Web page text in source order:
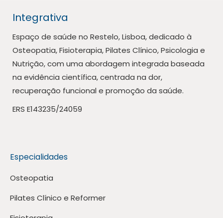
Integrativa
Espaço de saúde no Restelo, Lisboa, dedicado à
Osteopatia, Fisioterapia, Pilates Clínico, Psicologia e
Nutrição, com uma abordagem integrada baseada
na evidência científica, centrada na dor,
recuperação funcional e promoção da saúde.
ERS E143235/24059
Especialidades
Osteopatia
Pilates Clínico e Reformer